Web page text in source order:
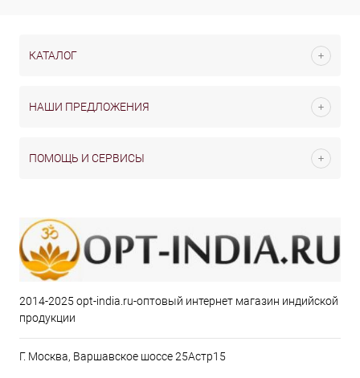
КАТАЛОГ
НАШИ ПРЕДЛОЖЕНИЯ
ПОМОЩЬ И СЕРВИСЫ
2014-2025 opt-india.ru-оптовый интернет магазин индийской
продукции
Г. Москва, Варшавское шоссе 25Астр15